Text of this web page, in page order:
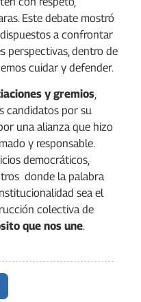
Este debate mostró
a confrontar
perspectivas, dentro de
cuidar y defender.
y gremios,
candidatos por su
una alianza que hizo
y responsable.
democráticos,
donde la palabra
sea el
colectiva de
que nos une.